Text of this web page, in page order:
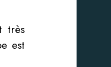
très
est